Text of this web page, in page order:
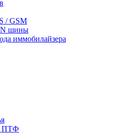
/ GSM
шины
иммобилайзера
ПТФ